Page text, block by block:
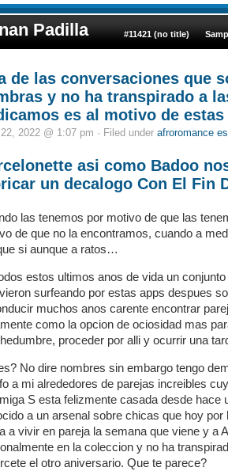
Padilla #11421 (no title)
de las conversaciones que
y no ha transpirado a
es al motivo de estas
2022 @ 1:07 pm · Filed under afroromance
asi­ como Badoo
un decalogo Con El Fin
las tenemos por motivo de que las
de que no la encontramos, cuando a
si aunque a ratos…
estos ultimos anos de vida un
surfeando por estas apps despues
muchos anos carente encontrar
como la opcion de ociosidad mas
proceder por alli y ocurrir una
No dire nombres sin embargo tengo
a mi alrededores de parejas increibles
S esta felizmente casada desde hace
a un arsenal sobre chicas que hoy
a vivir en pareja la semana que viene y a
en la coleccion y no ha
el otro aniversario. Que te parece?